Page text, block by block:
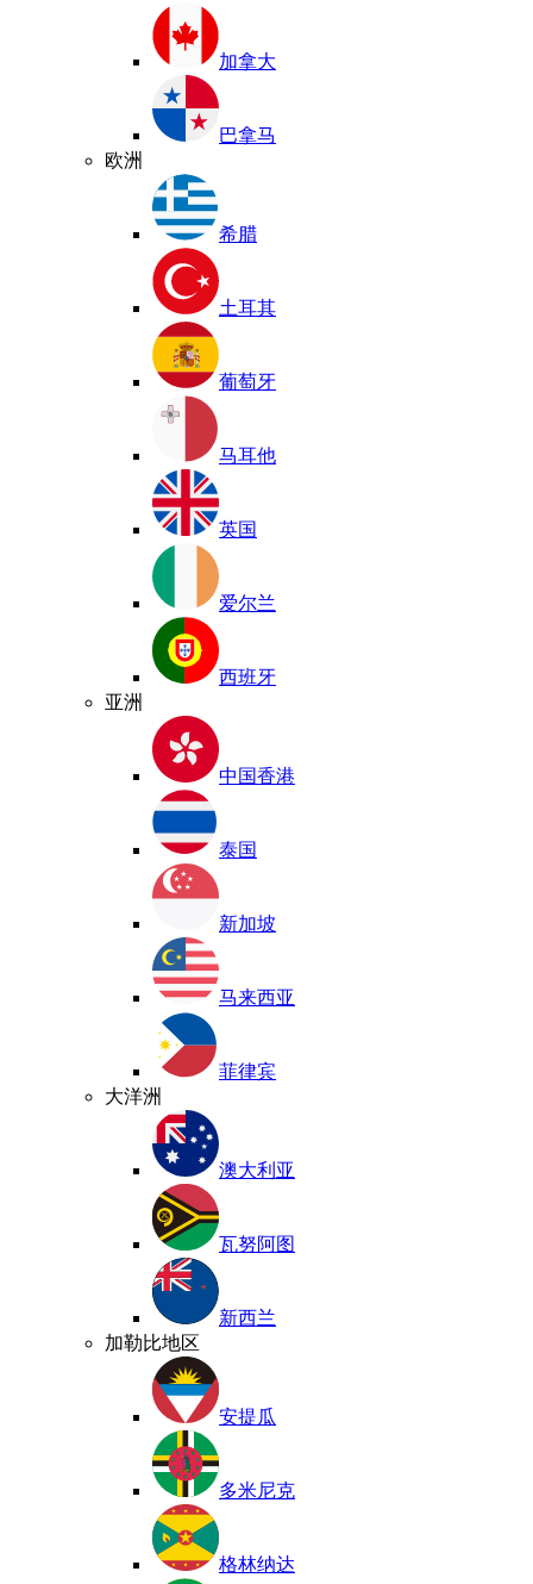
加拿大
巴拿马
欧洲
希腊
土耳其
葡萄牙
马耳他
英国
爱尔兰
西班牙
亚洲
中国香港
泰国
新加坡
马来西亚
菲律宾
大洋洲
澳大利亚
瓦努阿图
新西兰
加勒比地区
安提瓜
多米尼克
格林纳达